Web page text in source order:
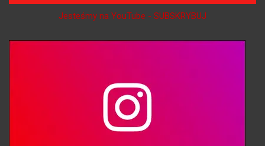
Jesteśmy na YouTube - SUBSKRYBUJ